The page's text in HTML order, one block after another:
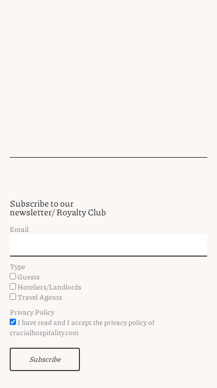
Subscribe to our
newsletter/ Royalty Club
Email
Type
Guests
Hoteliers/Landlords
Travel Agents
Privacy Policy
I have read and I accept the privacy policy of
crucialhospitality.com
Subscribe